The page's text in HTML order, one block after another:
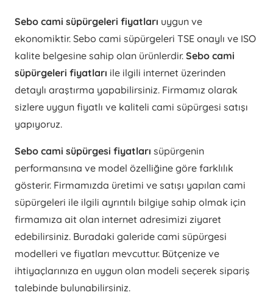
Sebo cami süpürgeleri fiyatları uygun ve
ekonomiktir. Sebo cami süpürgeleri TSE onaylı ve ISO
kalite belgesine sahip olan ürünlerdir. Sebo cami
süpürgeleri fiyatları ile ilgili internet üzerinden
detaylı araştırma yapabilirsiniz. Firmamız olarak
sizlere uygun fiyatlı ve kaliteli cami süpürgesi satışı
yapıyoruz.
Sebo cami süpürgesi fiyatları süpürgenin
performansına ve model özelliğine göre farklılık
gösterir. Firmamızda üretimi ve satışı yapılan cami
süpürgeleri ile ilgili ayrıntılı bilgiye sahip olmak için
firmamıza ait olan internet adresimizi ziyaret
edebilirsiniz. Buradaki galeride cami süpürgesi
modelleri ve fiyatları mevcuttur. Bütçenize ve
ihtiyaçlarınıza en uygun olan modeli seçerek sipariş
talebinde bulunabilirsiniz.